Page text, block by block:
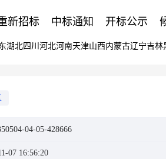
新招标 中标通知 开标公示
湖北四川 河北河南天津山西内蒙古辽宁吉林
04-05-428666
07 16:56:20